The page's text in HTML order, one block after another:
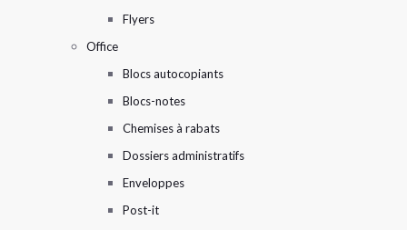
Flyers
Office
Blocs autocopiants
Blocs-notes
Chemises à rabats
Dossiers administratifs
Enveloppes
Post-it